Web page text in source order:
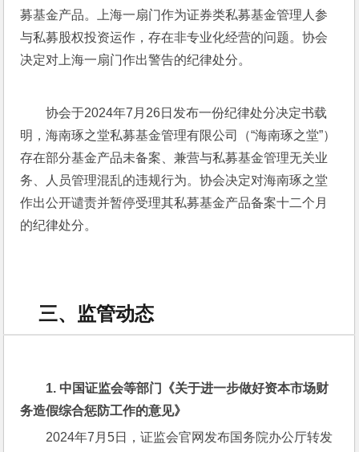
募基金产品。上海一扇门作为证券类私募基金管理人参
与私募股权投资运作，存在非专业化经营的问题。协会
决定对上海一扇门作出警告的纪律处分。
协会于2024年7月26日发布一份纪律处分决定书载
明，海南琢之堂私募基金管理有限公司（“海南琢之堂”）
存在部分基金产品未备案、兼营与私募基金管理无关业
务、人员管理混乱的违规行为。协会决定对海南琢之堂
作出公开谴责并暂停受理其私募基金产品备案十二个月
的纪律处分。
三、监管动态
1. 中国证监会等部门《关于进一步做好资本市场财
务造假综合惩防工作的意见》
2024年7月5日，证监会官网发布国务院办公厅转发